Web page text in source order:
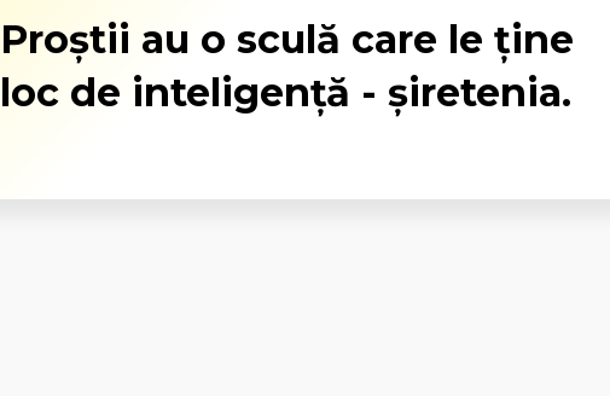
Proștii au o sculă care le ține
loc de inteligență - șiretenia.